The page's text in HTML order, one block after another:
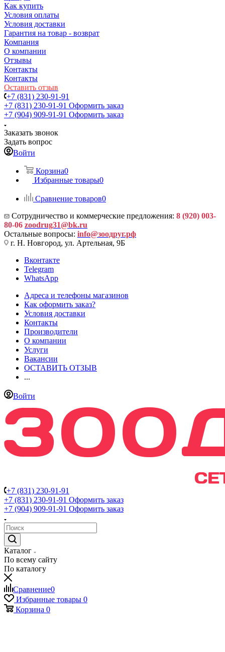
Как купить
Условия оплаты
Условия доставки
Гарантия на товар - возврат
Компания
О компании
Отзывы
Контакты
Контакты
Оставить отзыв
+7 (831) 230-91-91
+7 (831) 230-91-91 Оформить заказ
+7 (904) 909-91-91 Оформить заказ
Заказать звонок
Задать вопрос
Войти
Корзина0
Избранные товары0
Сравнение товаров0
Сотрудничество и коммерческие предложения: 8 (920) 003-
80-06 zoodrug31@bk.ru
Остальные вопросы: info@зоодруг.рф
г. Н. Новгород, ул. Артельная, 9Б
Вконтакте
Telegram
WhatsApp
Адреса и телефоны магазинов
Как оформить заказ?
Условия доставки
Контакты
Производители
О компании
Услуги
Вакансии
ОСТАВИТЬ ОТЗЫВ
...
Войти
+7 (831) 230-91-91
+7 (831) 230-91-91 Оформить заказ
+7 (904) 909-91-91 Оформить заказ
Каталог
По всему сайту
По каталогу
Сравнение0
Избранные товары 0
Корзина 0